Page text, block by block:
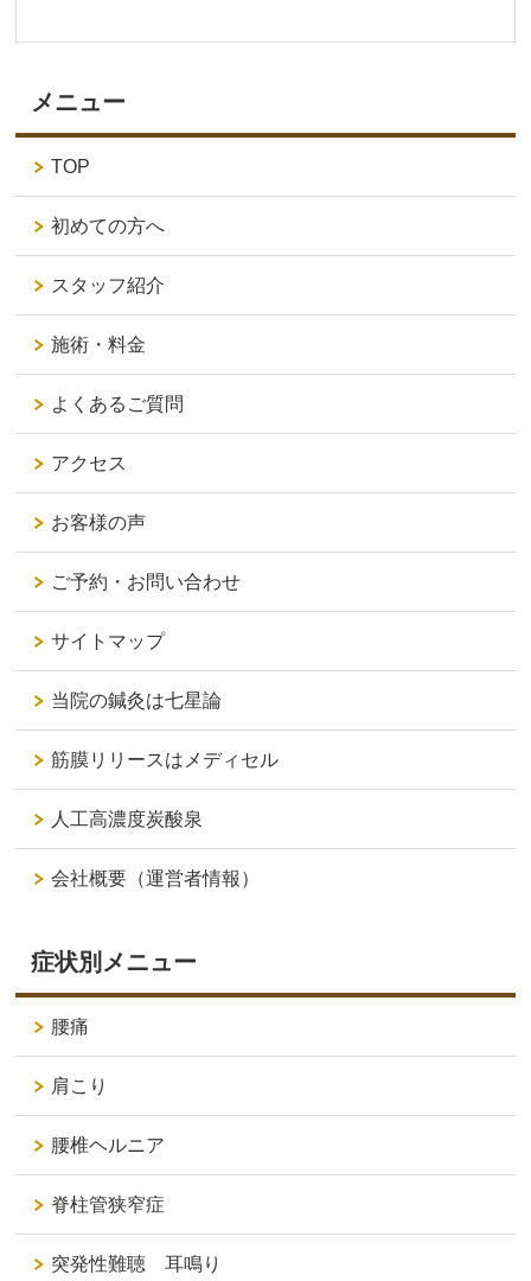
メニュー
TOP
初めての方へ
スタッフ紹介
施術・料金
よくあるご質問
アクセス
お客様の声
ご予約・お問い合わせ
サイトマップ
当院の鍼灸は七星論
筋膜リリースはメディセル
人工高濃度炭酸泉
会社概要（運営者情報）
症状別メニュー
腰痛
肩こり
腰椎ヘルニア
脊柱管狭窄症
突発性難聴 耳鳴り